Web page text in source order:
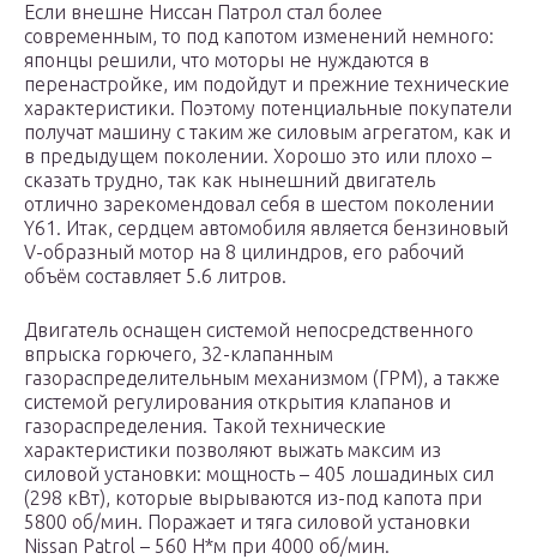
Если внешне Ниссан Патрол стал более
современным, то под капотом изменений немного:
японцы решили, что моторы не нуждаются в
перенастройке, им подойдут и прежние технические
характеристики. Поэтому потенциальные покупатели
получат машину с таким же силовым агрегатом, как и
в предыдущем поколении. Хорошо это или плохо –
сказать трудно, так как нынешний двигатель
отлично зарекомендовал себя в шестом поколении
Y61. Итак, сердцем автомобиля является бензиновый
V-образный мотор на 8 цилиндров, его рабочий
объём составляет 5.6 литров.
Двигатель оснащен системой непосредственного
впрыска горючего, 32-клапанным
газораспределительным механизмом (ГРМ), а также
системой регулирования открытия клапанов и
газораспределения. Такой технические
характеристики позволяют выжать максим из
силовой установки: мощность – 405 лошадиных сил
(298 кВт), которые вырываются из-под капота при
5800 об/мин. Поражает и тяга силовой установки
Nissan Patrol – 560 Н*м при 4000 об/мин.